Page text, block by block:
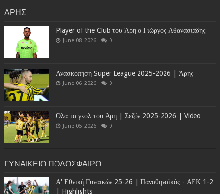
ΑΡΗΣ
Player of the Club του Άρη ο Γιώργος Αθανασιάδης
June 08, 2026 0
Ανασκόπηση Super League 2025-2026 | Άρης
June 06, 2026 0
Όλα τα γκολ του Άρη | Σεζόν 2025-2026 | Video
June 05, 2026 0
ΓΥΝΑΙΚΕΙΟ ΠΟΔΟΣΦΑΙΡΟ
Α' Εθνική Γυναικών 25-26 | Παναθηναϊκός - ΑΕΚ 1-2
| Highlights